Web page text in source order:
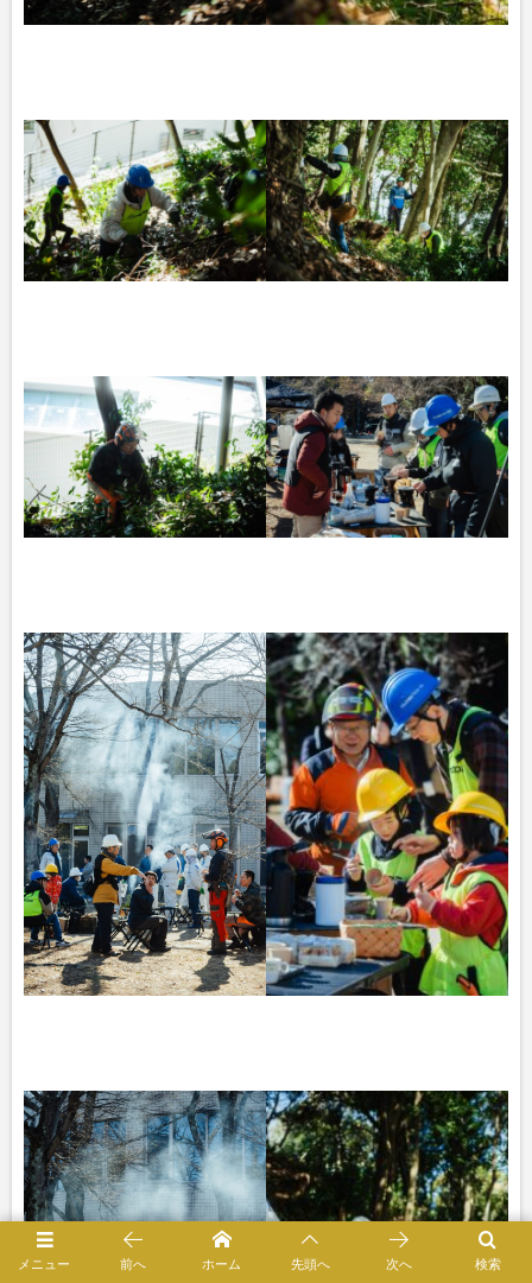
メニュー 検索
前へ ホーム 先頭へ 次へ